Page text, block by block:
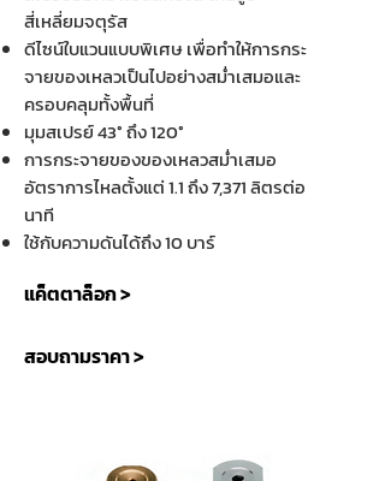
สี่เหลี่ยมจตุรัส
ดีไซน์ใบแวนแบบพิเศษ เพื่อทำให้การกระ
จายของเหลวเป็นไปอย่างสม่ำเสมอและ
ครอบคลุมทั้งพื้นที่
มุมสเปรย์ 43° ถึง 120°
การกระจายของของเหลวสม่ำเสมอ
อัตราการไหลตั้งแต่ 1.1 ถึง 7,371 ลิตรต่อ
นาที
ใช้กับความดันได้ถึง 10 บาร์
แค็ตตาล็อก >
สอบถามราคา >